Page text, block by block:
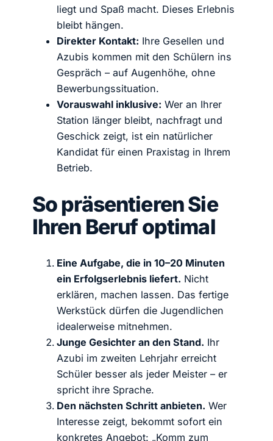
liegt und Spaß macht. Dieses Erlebnis
bleibt hängen.
Direkter Kontakt: Ihre Gesellen und
Azubis kommen mit den Schülern ins
Gespräch – auf Augenhöhe, ohne
Bewerbungssituation.
Vorauswahl inklusive: Wer an Ihrer
Station länger bleibt, nachfragt und
Geschick zeigt, ist ein natürlicher
Kandidat für einen Praxistag in Ihrem
Betrieb.
So präsentieren Sie
Ihren Beruf optimal
Eine Aufgabe, die in 10–20 Minuten
ein Erfolgserlebnis liefert. Nicht
erklären, machen lassen. Das fertige
Werkstück dürfen die Jugendlichen
idealerweise mitnehmen.
Junge Gesichter an den Stand. Ihr
Azubi im zweiten Lehrjahr erreicht
Schüler besser als jeder Meister – er
spricht ihre Sprache.
Den nächsten Schritt anbieten. Wer
Interesse zeigt, bekommt sofort ein
konkretes Angebot: „Komm zum